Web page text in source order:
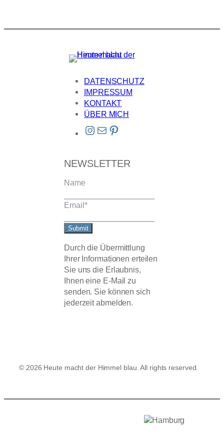
DATENSCHUTZ
IMPRESSUM
KONTAKT
ÜBER MICH
Instagram E-Mail Pinterest
NEWSLETTER
Name
Email*
Submit
Durch die Übermittlung
Ihrer Informationen erteilen
Sie uns die Erlaubnis,
Ihnen eine E-Mail zu
senden. Sie können sich
jederzeit abmelden.
© 2026 Heute macht der Himmel blau. All rights reserved.